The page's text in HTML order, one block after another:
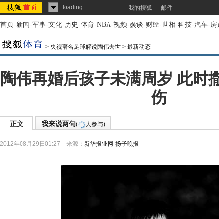
loading... 我的搜狐 邮件
首页-新闻-军事-文化-历史-体育-NBA-视频-娱谈-财经-世相-科技-汽车-房
> 央视著名足球解说陶伟去世 > 最新动态
陶伟再婚后孩子未满周岁 此时
伤
正文 我来说两句( 人参与)
2012年08月29日01:27 来源： 新华报业网-扬子晚报